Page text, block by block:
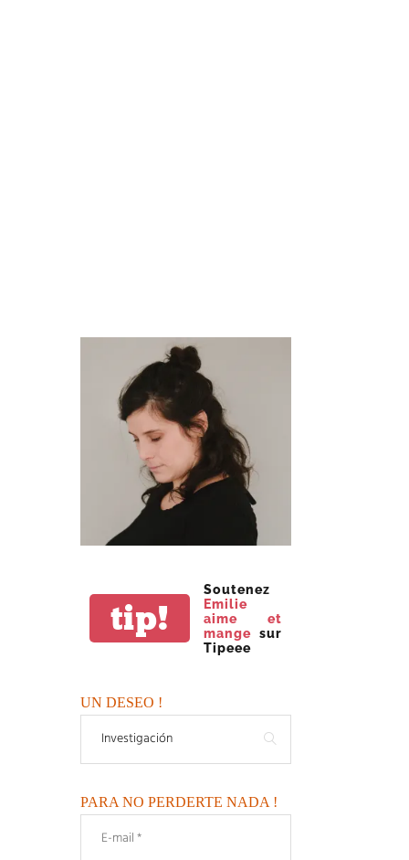
tip!
Soutenez
Emilie
aime et
mange sur
Tipeee
UN DESEO !
PARA NO PERDERTE NADA !